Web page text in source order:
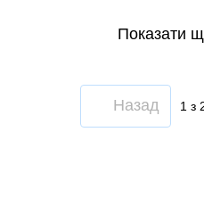
Показати
Назад 1 з